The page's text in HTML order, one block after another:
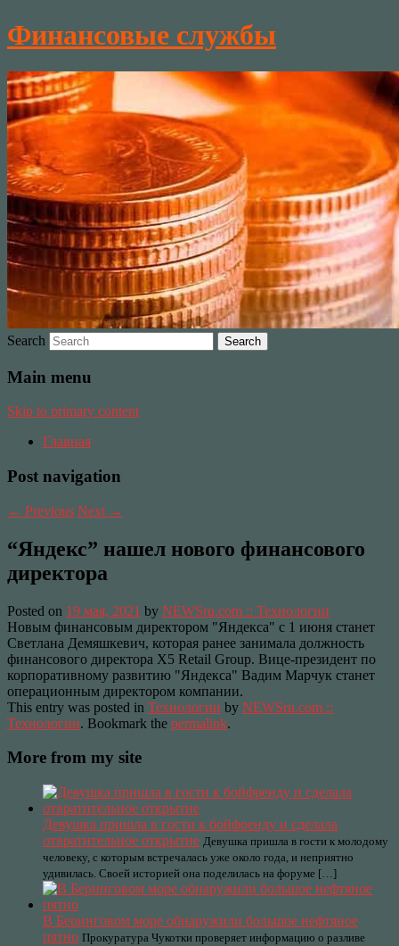
Финансовые службы
Search
Main menu
Skip to primary content
Главная
Post navigation
← Previous Next →
“Яндекс” нашел нового финансового
директора
Posted on 19 мая, 2021 by NEWSru.com :: Технологии
Новым финансовым директором "Яндекса" с 1 июня станет
Светлана Демяшкевич, которая ранее занимала должность
финансового директора X5 Retail Group. Вице-президент по
корпоративному развитию "Яндекса" Вадим Марчук станет
операционным директором компании.
This entry was posted in Технологии by NEWSru.com ::
Технологии. Bookmark the permalink.
More from my site
Девушка пришла в гости к бойфренду и сделала
отвратительное открытие Девушка пришла в гости к молодому
человеку, с которым встречалась уже около года, и неприятно
удивилась. Своей историей она поделилась на форуме […]
В Беринговом море обнаружили большое нефтяное
пятно Прокуратура Чукотки проверяет информацию о разливе